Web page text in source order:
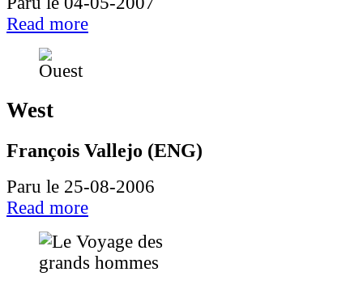
Read more
West
François Vallejo (ENG)
Paru le 25-08-2006
Read more